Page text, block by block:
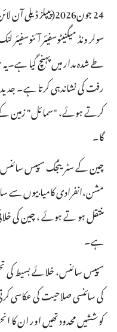
24 جون2026(پیپلز
طے شدہ مدار میں پہنچ گیا
رفت کی نشاندہی کرتا ہے۔
کرتے ہوئے، "سمائل" زمین کے
گا۔
چین کے سٹریٹجک سپیس
مشن،انفرادی کامیابیوں
منتقل ہو تے ہوئے ، چین کی
ہے۔
سپیس سائنس، خلائے بسیط کی
کی سائنسی صلاحیت کی عکاسی
کوششیں محدود تھیں اور ان کا